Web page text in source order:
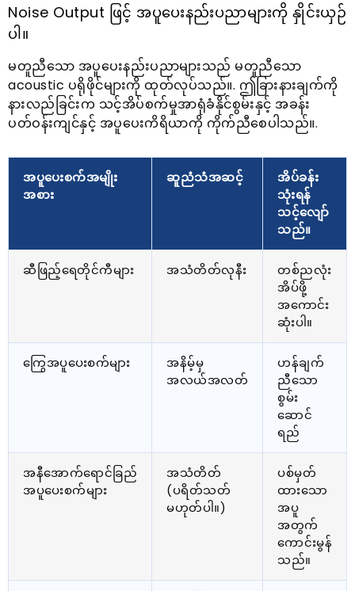
Noise Output ဖြင့် အပူပေးနည်းပညာများကို နှိုင်းယှဉ်
ပါ။
မတူညီသော အပူပေးနည်းပညာများသည် မတူညီသော
acoustic ပရိုဖိုင်များကို ထုတ်လုပ်သည်။. ဤခြားနားချက်ကို
နားလည်ခြင်းက သင့်အိပ်စက်မှုအာရုံခံနိုင်စွမ်းနှင့် အခန်း
ပတ်ဝန်းကျင်နှင့် အပူပေးကိရိယာကို ကိုက်ညီစေပါသည်။.
အပူပေးစက်အမျိုး
အစား
ဆူညံသံအဆင့်
အိပ်ခန်း
သုံးရန်
သင့်လျော်
သည်။
ဆီဖြည့်ရေတိုင်ကီများ အသံတိတ်လုနီး
တစ်ညလုံး
အိပ်ဖို့
အကောင်း
ဆုံးပါ။
ကြွေအပူပေးစက်များ
အနိမ့်မှ
အလယ်အလတ်
ဟန်ချက်
ညီသော
စွမ်း
ဆောင်
ရည်
အနီအောက်ရောင်ခြည်
အပူပေးစက်များ
အသံတိတ်
(ပရိတ်သတ်
မဟုတ်ပါ။)
ပစ်မှတ်
ထားသော
အပူ
အတွက်
ကောင်းမွန်
သည်။